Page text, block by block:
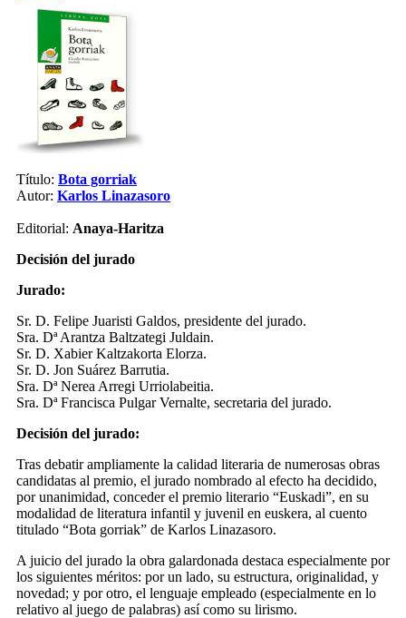
Título: Bota gorriak
Autor: Karlos Linazasoro
Editorial: Anaya-Haritza
Decisión del jurado
Jurado:
Sr. D. Felipe Juaristi Galdos, presidente del jurado.
Sra. Dª Arantza Baltzategi Juldain.
Sr. D. Xabier Kaltzakorta Elorza.
Sr. D. Jon Suárez Barrutia.
Sra. Dª Nerea Arregi Urriolabeitia.
Sra. Dª Francisca Pulgar Vernalte, secretaria del jurado.
Decisión del jurado:
Tras debatir ampliamente la calidad literaria de numerosas obras
candidatas al premio, el jurado nombrado al efecto ha decidido,
por unanimidad, conceder el premio literario “Euskadi”, en su
modalidad de literatura infantil y juvenil en euskera, al cuento
titulado “Bota gorriak” de Karlos Linazasoro.
A juicio del jurado la obra galardonada destaca especialmente por
los siguientes méritos: por un lado, su estructura, originalidad, y
novedad; y por otro, el lenguaje empleado (especialmente en lo
relativo al juego de palabras) así como su lirismo.